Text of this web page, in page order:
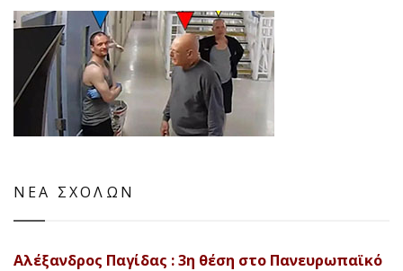
ΝΕΑ ΣΧΟΛΩΝ
Αλέξανδρος Παγίδας : 3η θέση στο Πανευρωπαϊκό